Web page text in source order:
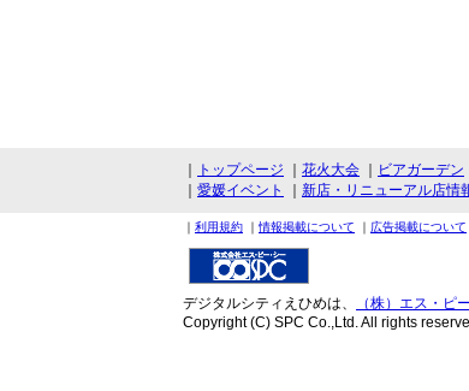
トップページ 花火大会 ビアガーデン
愛媛イベント 新店・リニューアル店情
｜ 利用規約 ｜ 情報掲載について ｜ 広告掲載について
デジタルシティえひめは、 （株）エス・ピ
Copyright (C) SPC Co.,Ltd. All rights